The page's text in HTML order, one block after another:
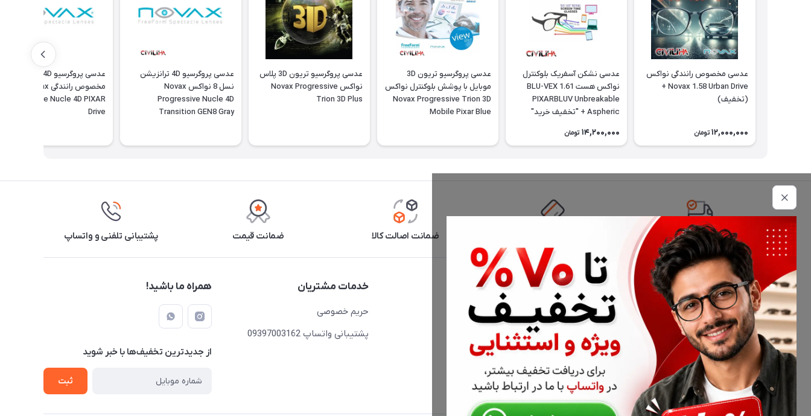
عدسی مخصوص رانندگی نواکس
Novax 1.58 Urban Drive +
(تخفیف)
12,000,000 تومان
عدسی نشکن آسفریک بلوکنترل
نواکس هست 1.61 BLU-VEX
PIXARBLUV Unbreakable
Aspheric + "تخفیف خرید"
14,200,000 تومان
عدسی پروگرسیو تریون 3D
موبایل با پوشش بلوکنترل نواکس
Novax Progressive Trion 3D
Mobile Pixar Blue
عدسی پروگرسیو تریون 3D پلاس
نواکس Novax Progressive
Trion 3D Plus
عدسی پروگرسیو 4D ترانزیشن
نسل 8 نواکس Novax
Progressive Nucle 4D
Transition GEN8 Gray
مخصوص رانندگی Novax
Progressive Nucle 4D PIXAR
Drive
تحویل اکسپرس ضمانت اصالت کالا ضمانت قیمت پشتیبانی تلفنی و واتساپ
اطلاعات تماس
02177116909
info@civiliha.com
ارسال فوری در تهران + ارسال به سراسر کشور
دسترسی سریع
حساب کاربری
مجله فروشگاه
لیست محصولات
درباره ما
خدمات مشتریان
حریم خصوصی
پشتیبانی واتساپ 09397003162
همراه ما باشید!
از جدید‌ترین تخفیف‌ها با‌ خبر شوید
ثبت